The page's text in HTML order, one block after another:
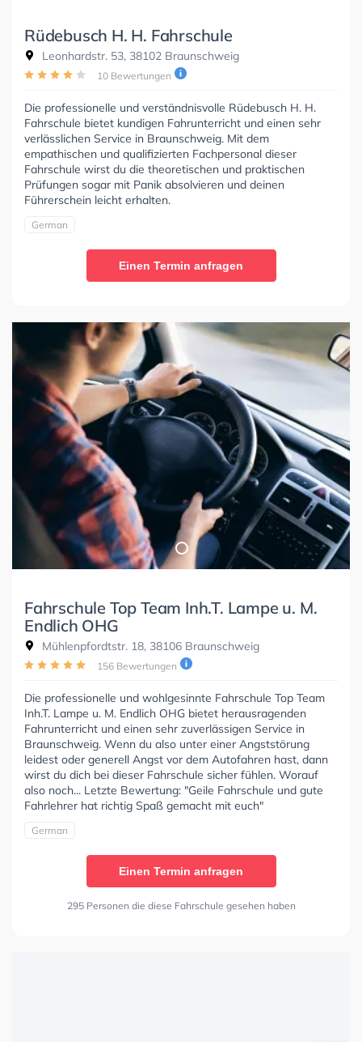
Rüdebusch H. H. Fahrschule
Leonhardstr. 53, 38102 Braunschweig
10 Bewertungen
Die professionelle und verständnisvolle Rüdebusch H. H.
Fahrschule bietet kundigen Fahrunterricht und einen sehr
verlässlichen Service in Braunschweig. Mit dem
empathischen und qualifizierten Fachpersonal dieser
Fahrschule wirst du die theoretischen und praktischen
Prüfungen sogar mit Panik absolvieren und deinen
Führerschein leicht erhalten.
German
Einen Termin anfragen
Fahrschule Top Team Inh.T. Lampe u. M.
Endlich OHG
Mühlenpfordtstr. 18, 38106 Braunschweig
156 Bewertungen
Die professionelle und wohlgesinnte Fahrschule Top Team
Inh.T. Lampe u. M. Endlich OHG bietet herausragenden
Fahrunterricht und einen sehr zuverlässigen Service in
Braunschweig. Wenn du also unter einer Angststörung
leidest oder generell Angst vor dem Autofahren hast, dann
wirst du dich bei dieser Fahrschule sicher fühlen. Worauf
also noch... Letzte Bewertung: "Geile Fahrschule und gute
Fahrlehrer hat richtig Spaß gemacht mit euch"
German
Einen Termin anfragen
295 Personen die diese Fahrschule gesehen haben